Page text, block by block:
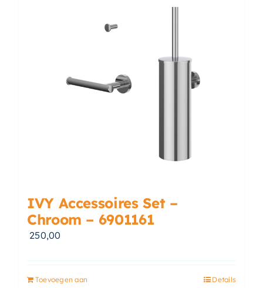
Installatiemateriaal
IVY Accessoires Set –
Chroom – 6901161
250,00
Toevoegen aan
Details